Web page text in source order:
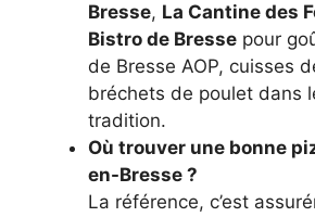
Bresse, La Cantine des
Bistro de Bresse pour
de Bresse AOP, cuisses
bréchets de poulet dans
tradition.
Où trouver une bonne
en-Bresse ?
La référence, c’est